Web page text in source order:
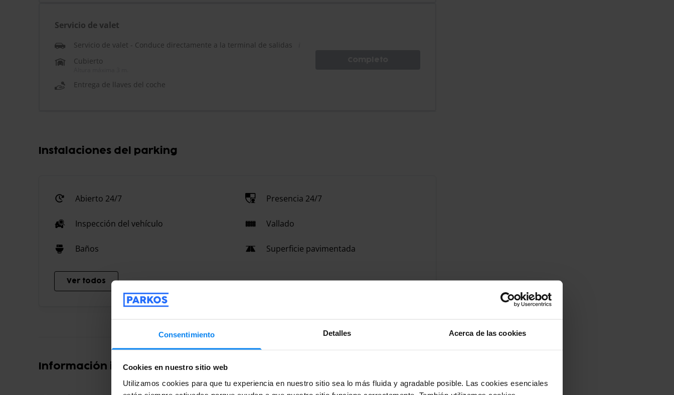
Consentimiento Detalles Acerca de las cookies
Cookies en nuestro sitio web
Utilizamos cookies para que tu experiencia en nuestro sitio sea lo más fluida y agradable posible. Las cookies esenciales
Servicio de valet
Servicio de valet - Conduce directamente a la terminal de salidas
Cubierto
Entrega de llaves del coche
Instalaciones del parking
Abierto 24/7 Presencia 24/7
Inspección del vehículo Vallado
Baños Superficie pavimentada
Ver todos
Información importante